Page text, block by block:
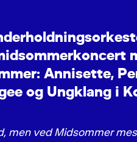
derholdningsorkest
idsommerkoncert
mer: Annisette, Pe
ee og Ungklang i K
men ved Midsommer